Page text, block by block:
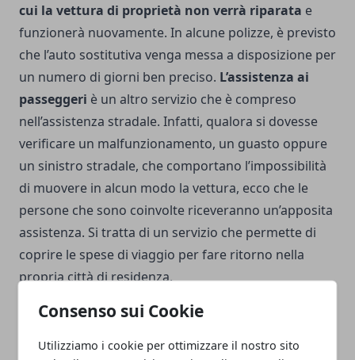
Consenso sui Cookie
Utilizziamo i cookie per ottimizzare il nostro sito
cui la vettura di proprietà non verrà riparata e
funzionerà nuovamente. In alcune polizze, è previsto
che l’auto sostitutiva venga messa a disposizione per
un numero di giorni ben preciso. L’assistenza ai
passeggeri è un altro servizio che è compreso
nell’assistenza stradale. Infatti, qualora si dovesse
verificare un malfunzionamento, un guasto oppure
un sinistro stradale, che comportano l’impossibilità
di muovere in alcun modo la vettura, ecco che le
persone che sono coinvolte riceveranno un’apposita
assistenza. Si tratta di un servizio che permette di
coprire le spese di viaggio per fare ritorno nella
propria città di residenza.